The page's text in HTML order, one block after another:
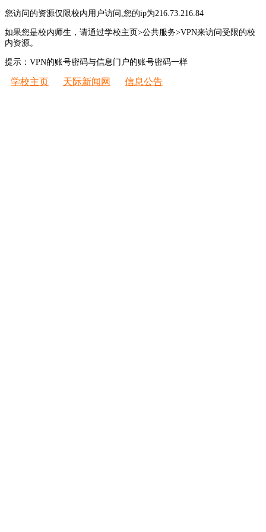
您访问的资源仅限校内用户访问,您的ip为216.73.216.84
如果您是校内师生，请通过学校主页>公共服务>VPN来访问受限的校
内资源。
提示：VPN的账号密码与信息门户的账号密码一样
学校主页 天际新闻网 信息公告